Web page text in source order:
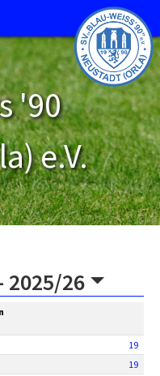
'90
e.V.
2025/26
19
19